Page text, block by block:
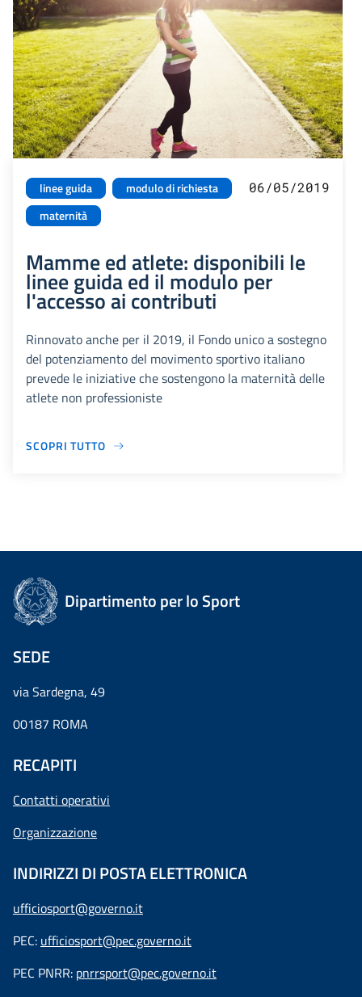
linee guida
modulo di richiesta
maternità
06/05/2019
Mamme ed atlete: disponibili le
linee guida ed il modulo per
l'accesso ai contributi
Rinnovato anche per il 2019, il Fondo unico a sostegno
del potenziamento del movimento sportivo italiano
prevede le iniziative che sostengono la maternità delle
atlete non professioniste
SCOPRI TUTTO
Dipartimento per lo Sport
SEDE
via Sardegna, 49
00187 ROMA
RECAPITI
Contatti operativi
Organizzazione
INDIRIZZI DI POSTA ELETTRONICA
ufficiosport@governo.it
PEC: ufficiosport@pec.governo.it
PEC PNRR: pnrrsport@pec.governo.it